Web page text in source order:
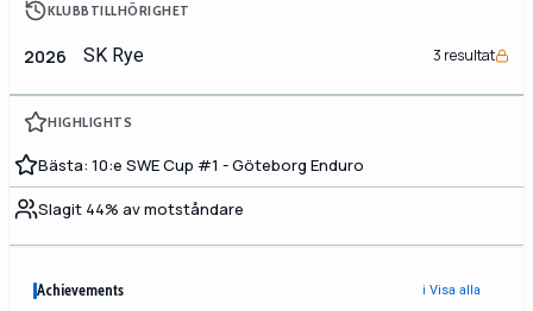
KLUBBTILLHÖRIGHET
2026 SK Rye 3 resultat
HIGHLIGHTS
Bästa: 10:e SWE Cup #1 - Göteborg Enduro
Slagit 44% av motståndare
Achievements ℹ️ Visa alla